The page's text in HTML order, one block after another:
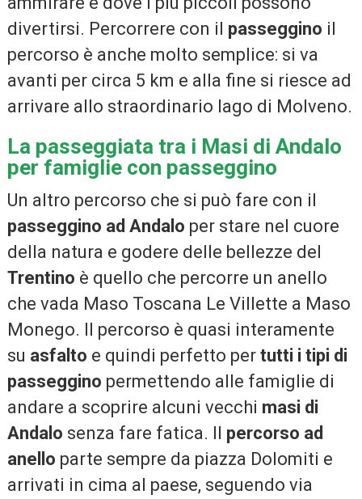
divertirsi. Percorrere con il passeggino il
percorso è anche molto semplice: si va
avanti per circa 5 km e alla fine si riesce ad
arrivare allo straordinario lago di Molveno.
La passeggiata tra i Masi di Andalo
per famiglie con passeggino
Un altro percorso che si può fare con il
passeggino ad Andalo per stare nel cuore
della natura e godere delle bellezze del
Trentino è quello che percorre un anello
che vada Maso Toscana Le Villette a Maso
Monego. Il percorso è quasi interamente
su asfalto e quindi perfetto pertutti i tipi di
passeggino permettendo alle famiglie di
andare a scoprire alcuni vecchi masi di
Andalo senza fare fatica. Il percorso ad
anello parte sempre da piazza Dolomiti e
arrivati in cima al paese, seguendo via